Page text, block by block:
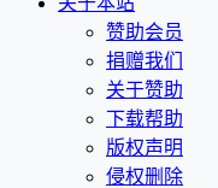
赞助会员
捐赠我们
关于赞助
下载帮助
版权声明
侵权删除